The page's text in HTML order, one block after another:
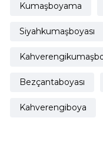
Kumaşboyama
Siyahkumaşboyası
Bezçantaboyası
Kahverengiboya